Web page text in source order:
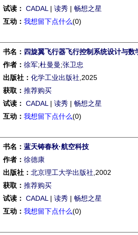
试读： CADAL | 读秀 | 畅想之星
互动： 我想留下点什么(0)
书名： 四旋翼飞行器飞行控制系统设计与数
作者： 徐军;杜曼曼;张卫忠
出版社： 化学工业出版社 ,2025
获取： 推荐购买
试读： CADAL | 读秀 | 畅想之星
互动： 我想留下点什么(0)
书名： 蓝天铸春秋·航空科技
作者： 徐德康
出版社： 北京理工大学出版社 ,2002
获取： 推荐购买
试读： CADAL | 读秀 | 畅想之星
互动： 我想留下点什么(0)